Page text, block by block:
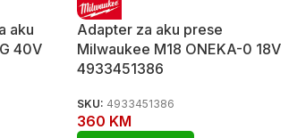
aku
40V
Adapter za aku prese
Milwaukee M18 ONEKA-0 18V
4933451386
SKU: 4933451386
360 KM